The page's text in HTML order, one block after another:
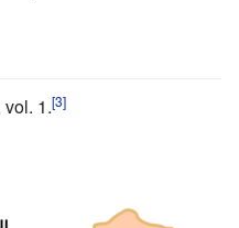
vol. 1.[3]